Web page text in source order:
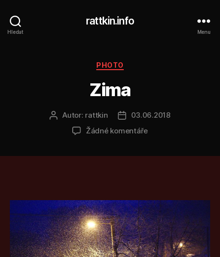
Hledat
rattkin.info
Menu
Rubriky
PHOTO
Zima
Autor
příspěvku
Autor: rattkin
Datum
příspěvku
03.06.2018
Žádné komentářeu